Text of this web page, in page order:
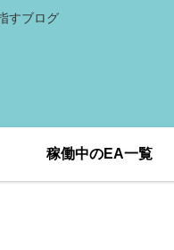
すブログ
稼働中のEA一覧